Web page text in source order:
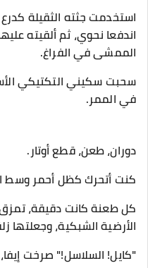
استخدمت جثته الثقيلة
اندفعا نحوي، ثم ألقيته
الممشى في الفراغ.
​سحبت سكيني التكتيكي
في الممر.
​دوران، طعن، قطع أوتار.
كنت أتحرك كظل أحمر وسط
كل طعنة كانت دقيقة، تمزق
الأرضية الشبكية، وجعلتها
​"كايل! السلاسل!" صرخت